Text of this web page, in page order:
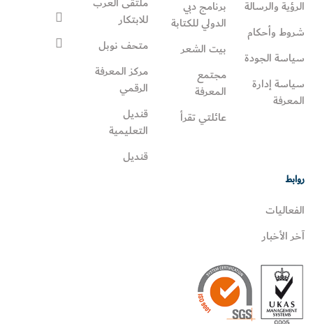
الرؤية والرسالة
شروط وأحكام
سياسة الجودة
سياسة إدارة
المعرفة
برنامج دبي
الدولي للكتابة
بيت الشعر
مجتمع
المعرفة
عائلتي تقرأ‎
للابتكار
متحف نوبل
مركز المعرفة
الرقمي
قنديل
التعليمية
قنديل
روابط
الفعاليات
آخر الأخبار